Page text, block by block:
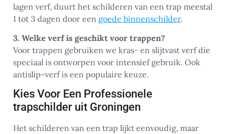
lagen verf, duurt het schilderen van een trap meestal
1 tot 3 dagen door een goede binnenschilder.
3. Welke verf is geschikt voor trappen?
Voor trappen gebruiken we kras- en slijtvast verf die
speciaal is ontworpen voor intensief gebruik. Ook
antislip-verf is een populaire keuze.
Kies Voor Een Professionele
trapschilder uit Groningen
Het schilderen van een trap lijkt eenvoudig, maar